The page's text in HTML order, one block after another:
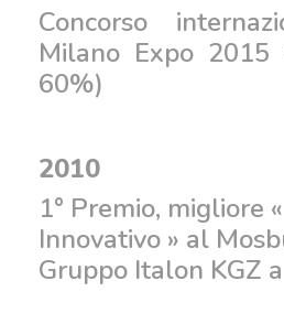
Concorso
Milano Expo
60%)
2010
1° Premio, migliore
Innovativo » al
Gruppo Italon KGZ